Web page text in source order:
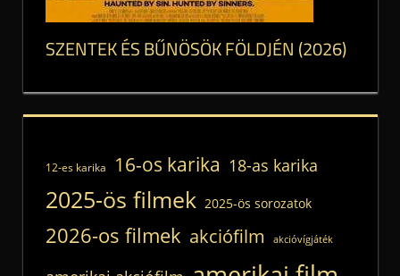
SZENTEK ÉS BŰNÖSÖK FÖLDJÉN (2026)
12-es karika 16-os karika 18-as karika
2025-ös filmek 2025-ös sorozatok
2026-os filmek akciófilm akcióvígjáték